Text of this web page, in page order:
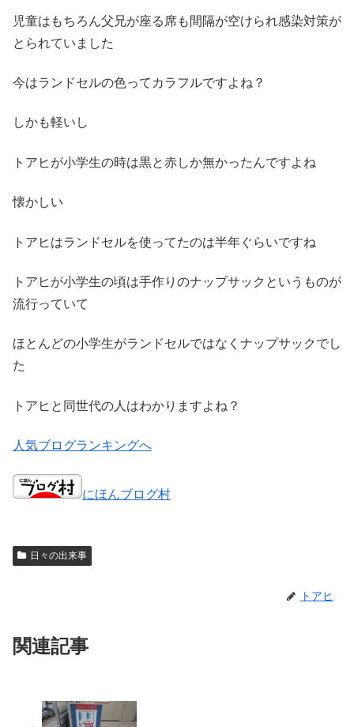
児童はもちろん父兄が座る席も間隔が空けられ感染対策が
とられていました
今はランドセルの色ってカラフルですよね？
しかも軽いし
トアヒが小学生の時は黒と赤しか無かったんですよね
懐かしい
トアヒはランドセルを使ってたのは半年ぐらいですね
トアヒが小学生の頃は手作りのナップサックというものが
流行っていて
ほとんどの小学生がランドセルではなくナップサックでし
た
トアヒと同世代の人はわかりますよね？
人気ブログランキングへ
にほんブログ村
日々の出来事
トアヒ
関連記事